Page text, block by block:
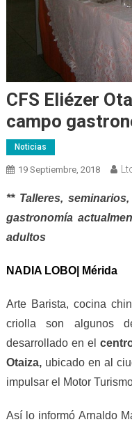
CFS Eliézer
campo
Noticias
19 Septiembre, 2018
** Talleres,
gastronomía
adultos
NADIA LOBO| Mérida
Arte Barista, cocina
criolla son algunos
desarrollado en el
Otaiza,ubicado en al
impulsar el Motor
Así lo informó Arnaldo